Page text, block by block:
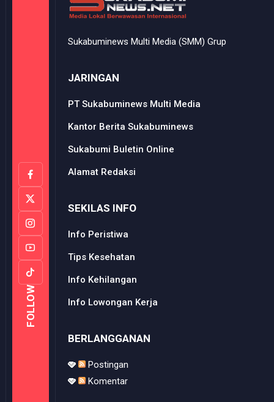
FOLLOW
Sukabuminews Multi Media (SMM) Grup
JARINGAN
PT Sukabuminews Multi Media
Kantor Berita Sukabuminews
Sukabumi Buletin Online
Alamat Redaksi
SEKILAS INFO
Info Peristiwa
Tips Kesehatan
Info Kehilangan
Info Lowongan Kerja
BERLANGGANAN
Postingan
Komentar